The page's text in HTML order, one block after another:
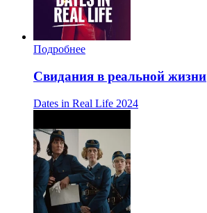
Подробнее
Свидания в реальной жизни
Dates in Real Life 2024